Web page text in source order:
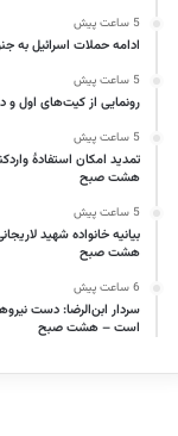
5 ساعت پیش
ادامه حملات اسرائیل به
5 ساعت پیش
رونمایی از کیت‌های اول
5 ساعت پیش
تمدید امکان استفادۀ
هشت صبح
5 ساعت پیش
بیانیه خانواده شهید
هشت صبح
6 ساعت پیش
سردار ابن‌الرضا: دست
است – هشت صبح